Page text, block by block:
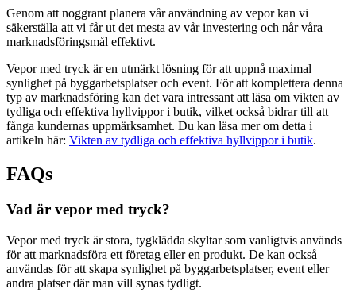
Genom att noggrant planera vår användning av vepor kan vi
säkerställa att vi får ut det mesta av vår investering och når våra
marknadsföringsmål effektivt.
Vepor med tryck är en utmärkt lösning för att uppnå maximal
synlighet på byggarbetsplatser och event. För att komplettera denna
typ av marknadsföring kan det vara intressant att läsa om vikten av
tydliga och effektiva hyllvippor i butik, vilket också bidrar till att
fånga kundernas uppmärksamhet. Du kan läsa mer om detta i
artikeln här: Vikten av tydliga och effektiva hyllvippor i butik.
FAQs
Vad är vepor med tryck?
Vepor med tryck är stora, tygklädda skyltar som vanligtvis används
för att marknadsföra ett företag eller en produkt. De kan också
användas för att skapa synlighet på byggarbetsplatser, event eller
andra platser där man vill synas tydligt.